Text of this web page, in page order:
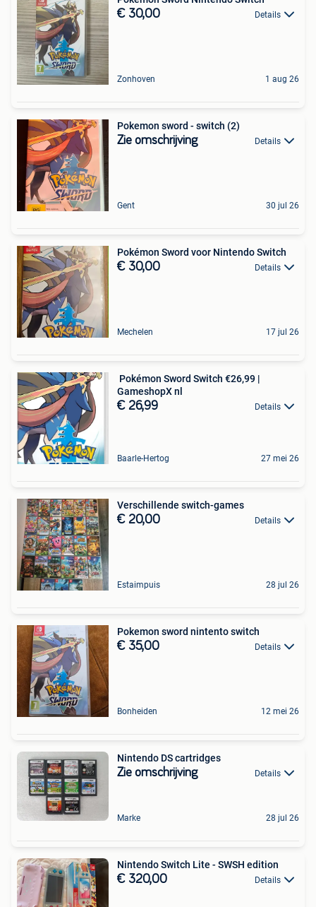
€ 30,00 Details
Zonhoven 1 aug 26
Pokemon sword - switch (2)
Zie omschrijving Details
Gent 30 jul 26
Pokémon Sword voor Nintendo Switch
€ 30,00 Details
Mechelen 17 jul 26
️ Pokémon Sword Switch €26,99 |
GameshopX nl
€ 26,99 Details
Baarle-Hertog 27 mei 26
Verschillende switch-games
€ 20,00 Details
Estaimpuis 28 jul 26
Pokemon sword nintento switch
€ 35,00 Details
Bonheiden 12 mei 26
Nintendo DS cartridges
Zie omschrijving Details
Marke 28 jul 26
Nintendo Switch Lite - SWSH edition
€ 320,00 Details